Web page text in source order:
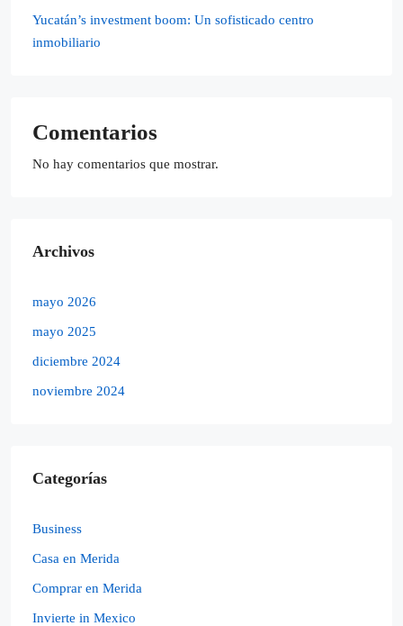
Yucatán’s investment boom: Un sofisticado centro
inmobiliario
Comentarios
No hay comentarios que mostrar.
Archivos
mayo 2026
mayo 2025
diciembre 2024
noviembre 2024
Categorías
Business
Casa en Merida
Comprar en Merida
Invierte in Mexico